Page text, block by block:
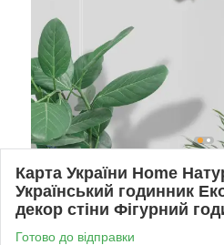
Карта України Home
Український годинник
декор стіни Фігурний
Готово до відправки